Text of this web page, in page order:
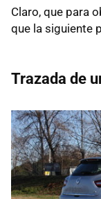
Claro, que para
que la siguiente
Trazada de